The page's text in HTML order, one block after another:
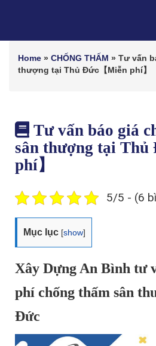
Home » CHỐNG THẤM » Tư vấn
thượng tại Thủ Đức【Miễn phí】
Tư vấn báo giá
sân thượng tại Thủ
phí】
5/5 - (6
Mục lục [show]
Xây Dựng An Bình tư
phí chống thấm sân
Đức